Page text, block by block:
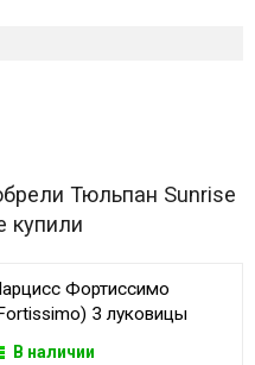
Тюльпан Sunrise
купили
Фортиссимо
3 луковицы
В наличии